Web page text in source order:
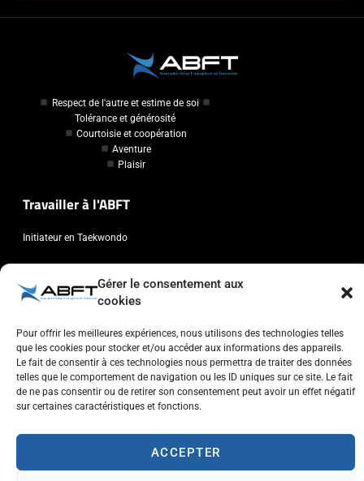
Gérer le consentement aux
cookies
Pour offrir les meilleures expériences, nous utilisons des technologies telles
que les cookies pour stocker et/ou accéder aux informations des appareils.
Le fait de consentir à ces technologies nous permettra de traiter des données
telles que le comportement de navigation ou les ID uniques sur ce site. Le fait
de ne pas consentir ou de retirer son consentement peut avoir un effet négatif
sur certaines caractéristiques et fonctions.
ACCEPTER
Respect de l'autre et estime de soi
Tolérance et générosité
Courtoisie et coopération
Aventure
Plaisir
Travailler à l'ABFT
Initiateur en Taekwondo
Chaussée de Wavre, 2057 - 1160 Auderghem
info@abft.be
+32 (0)2 347 34 77